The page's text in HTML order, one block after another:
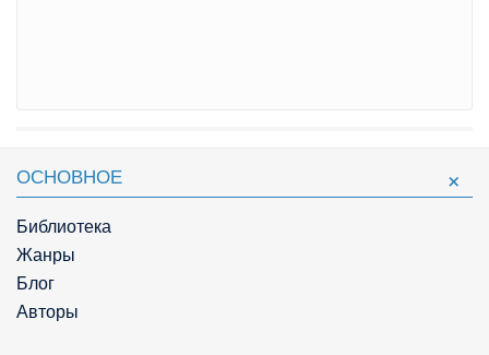
ОСНОВНОЕ
Библиотека
Жанры
Блог
Авторы